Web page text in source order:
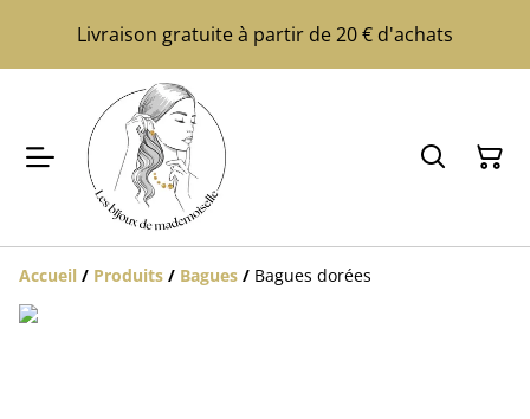
Livraison gratuite à partir de 20 € d'achats
Accueil / Produits / Bagues / Bagues dorées